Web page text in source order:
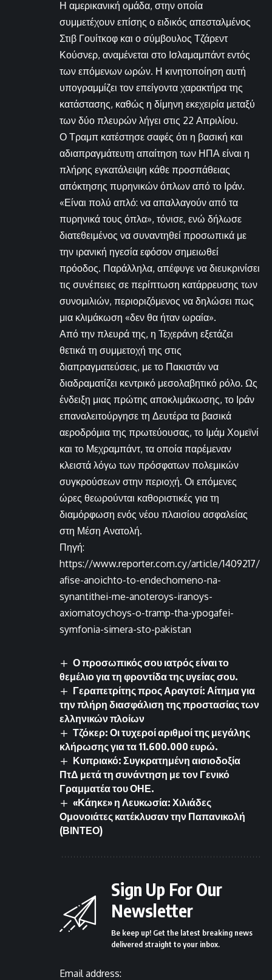
Η αμερικανική ομάδα, στην οποία
συμμετέχουν επίσης ο ειδικός απεσταλμένος
Στιβ Γουίτκοφ και ο σύμβουλος Τζάρεντ
Κούσνερ, αναμένεται στο Ισλαμαμπάντ εντός
των επόμενων ωρών. Η κινητοποίηση αυτή
υπογραμμίζει τον επείγοντα χαρακτήρα της
κατάστασης, καθώς η δίμηνη εκεχειρία μεταξύ
των δύο πλευρών λήγει στις 22 Απριλίου.
Ο Τραμπ κατέστησε σαφές ότι η βασική και
αδιαπραγμάτευτη απαίτηση των ΗΠΑ είναι η
πλήρης εγκατάλειψη κάθε προσπάθειας
απόκτησης πυρηνικών όπλων από το Ιράν.
«Είναι πολύ απλό: να απαλλαγούν από τα
πυρηνικά τους όπλα», τόνισε, ενώ δήλωσε
διατεθειμένος να συναντηθεί προσωπικά με
την ιρανική ηγεσία εφόσον σημειωθεί
πρόοδος. Παράλληλα, απέφυγε να διευκρινίσει
τις συνέπειες σε περίπτωση κατάρρευσης των
συνομιλιών, περιοριζόμενος να δηλώσει πως
μια κλιμάκωση «δεν θα ήταν ωραία».
Από την πλευρά της, η Τεχεράνη εξετάζει
θετικά τη συμμετοχή της στις
διαπραγματεύσεις, με το Πακιστάν να
διαδραματίζει κεντρικό μεσολαβητικό ρόλο. Ως
ένδειξη μιας πρώτης αποκλιμάκωσης, το Ιράν
επαναλειτούργησε τη Δευτέρα τα βασικά
αεροδρόμια της πρωτεύουσας, το Ιμάμ Χομεϊνί
και το Μεχραμπάντ, τα οποία παρέμεναν
κλειστά λόγω των πρόσφατων πολεμικών
συγκρούσεων στην περιοχή. Οι επόμενες
ώρες θεωρούνται καθοριστικές για τη
διαμόρφωση ενός νέου πλαισίου ασφαλείας
στη Μέση Ανατολή.
Πηγή:
https://www.reporter.com.cy/article/1409217/
afise-anoichto-to-endechomeno-na-
synantithei-me-anoteroys-iranoys-
axiomatoychoys-o-tramp-tha-ypogafei-
symfonia-simera-sto-pakistan
Ο προσωπικός σου ιατρός είναι το
θεμέλιο για τη φροντίδα της υγείας σου.
Γεραπετρίτης προς Αραγτσί: Αίτημα για
την πλήρη διασφάλιση της προστασίας των
ελληνικών πλοίων
Τζόκερ: Οι τυχεροί αριθμοί της μεγάλης
κλήρωσης για τα 11.600.000 ευρώ.
Κυπριακό: Συγκρατημένη αισιοδοξία
ΠτΔ μετά τη συνάντηση με τον Γενικό
Γραμματέα του ΟΗΕ.
«Κάηκε» η Λευκωσία: Χιλιάδες
Ομονοιάτες κατέκλυσαν την Παπανικολή
(ΒΙΝΤΕΟ)
Sign Up For Our
Newsletter
Be keep up! Get the latest breaking news
delivered straight to your inbox.
Email address: